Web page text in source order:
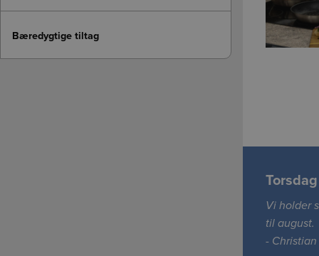
Det levende køkken
Bæredygtige tiltag
Vi holder
til august.
-